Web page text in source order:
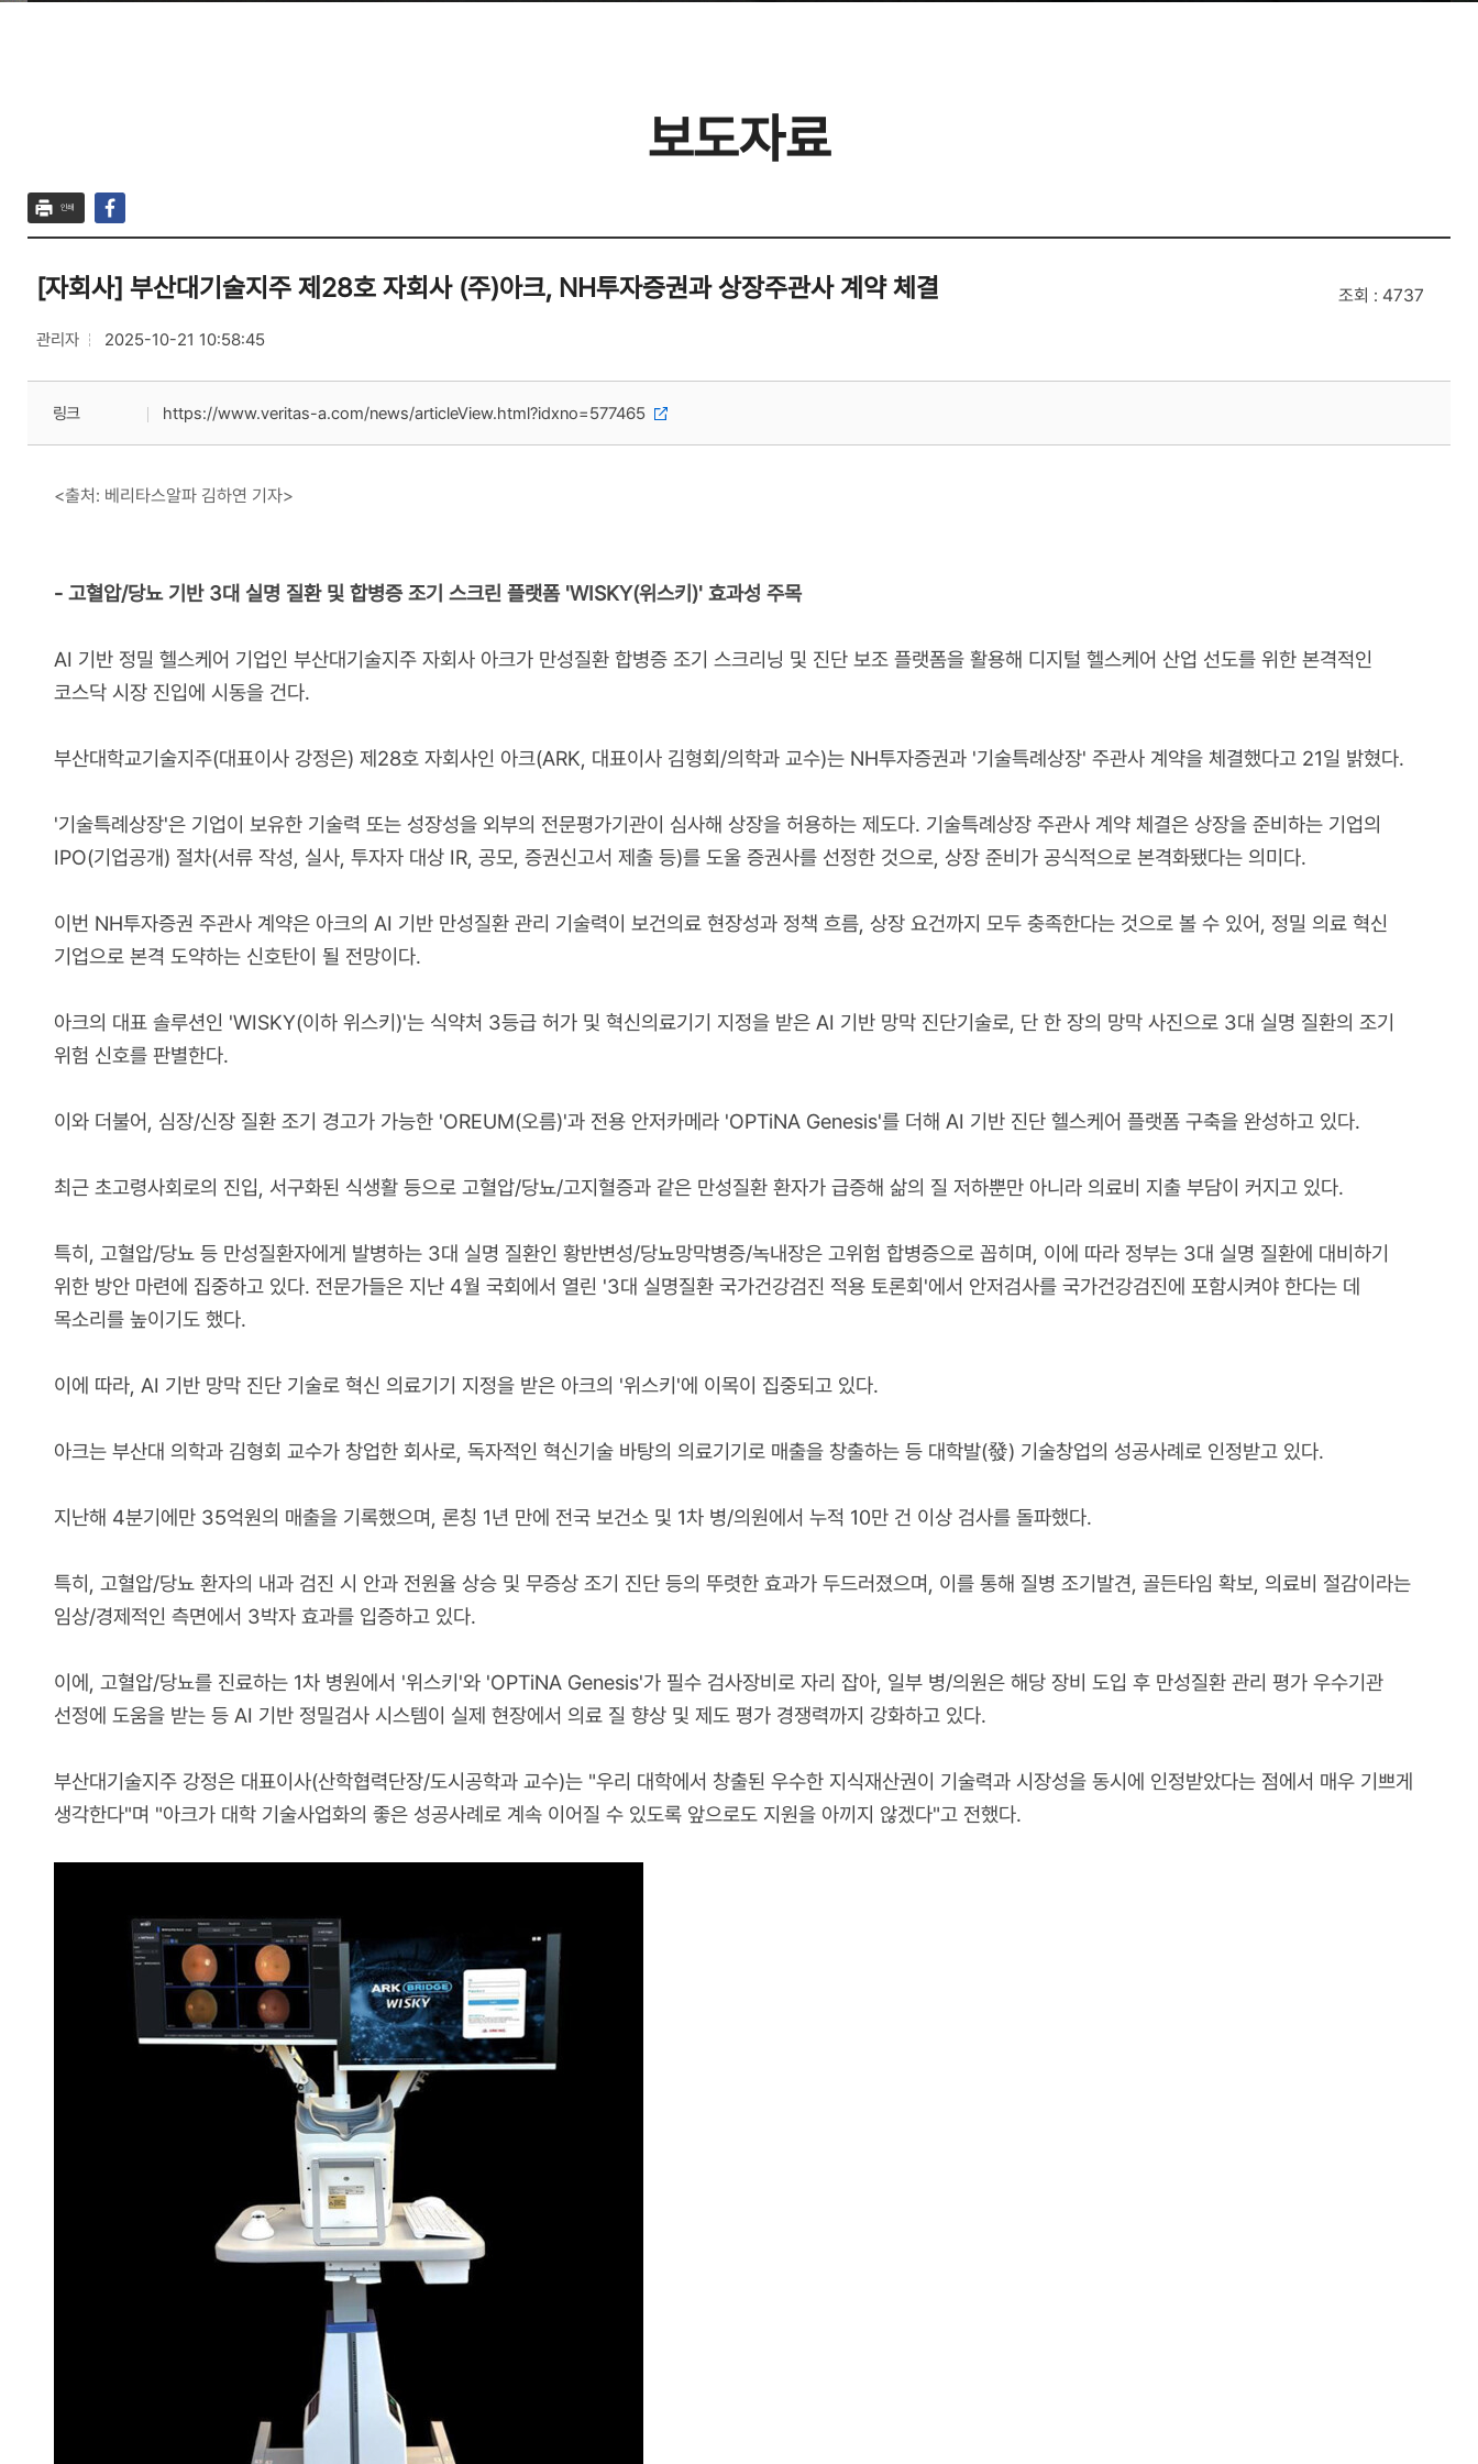
보도자료
인쇄
[자회사] 부산대기술지주 제28호 자회사 (주)아크, NH투자증권과 상장주관사 계약 체결 조회 4737
관리자 2025-10-21 10:58:45
링크 https://www.veritas-a.com/news/articleView.html?idxno=577465
<출처: 베리타스알파 김하연 기자>
- 고혈압/당뇨 기반 3대 실명 질환 및 합병증 조기 스크린 플랫폼 'WISKY(위스키)' 효과성 주목
AI 기반 정밀 헬스케어 기업인 부산대기술지주 자회사 아크가 만성질환 합병증 조기 스크리닝 및 진단 보조 플랫폼을 활용해 디지털 헬스케어 산업 선도를 위한 본격적인
코스닥 시장 진입에 시동을 건다.
부산대학교기술지주(대표이사 강정은) 제28호 자회사인 아크(ARK, 대표이사 김형회/의학과 교수)는 NH투자증권과 '기술특례상장' 주관사 계약을 체결했다고 21일 밝혔다.
'기술특례상장'은 기업이 보유한 기술력 또는 성장성을 외부의 전문평가기관이 심사해 상장을 허용하는 제도다. 기술특례상장 주관사 계약 체결은 상장을 준비하는 기업의
IPO(기업공개) 절차(서류 작성, 실사, 투자자 대상 IR, 공모, 증권신고서 제출 등)를 도울 증권사를 선정한 것으로, 상장 준비가 공식적으로 본격화됐다는 의미다.
이번 NH투자증권 주관사 계약은 아크의 AI 기반 만성질환 관리 기술력이 보건의료 현장성과 정책 흐름, 상장 요건까지 모두 충족한다는 것으로 볼 수 있어, 정밀 의료 혁신
기업으로 본격 도약하는 신호탄이 될 전망이다.
아크의 대표 솔루션인 'WISKY(이하 위스키)'는 식약처 3등급 허가 및 혁신의료기기 지정을 받은 AI 기반 망막 진단기술로, 단 한 장의 망막 사진으로 3대 실명 질환의 조기
위험 신호를 판별한다.
이와 더불어, 심장/신장 질환 조기 경고가 가능한 'OREUM(오름)'과 전용 안저카메라 'OPTiNA Genesis'를 더해 AI 기반 진단 헬스케어 플랫폼 구축을 완성하고 있다.
최근 초고령사회로의 진입, 서구화된 식생활 등으로 고혈압/당뇨/고지혈증과 같은 만성질환 환자가 급증해 삶의 질 저하뿐만 아니라 의료비 지출 부담이 커지고 있다.
특히, 고혈압/당뇨 등 만성질환자에게 발병하는 3대 실명 질환인 황반변성/당뇨망막병증/녹내장은 고위험 합병증으로 꼽히며, 이에 따라 정부는 3대 실명 질환에 대비하기
위한 방안 마련에 집중하고 있다. 전문가들은 지난 4월 국회에서 열린 '3대 실명질환 국가건강검진 적용 토론회'에서 안저검사를 국가건강검진에 포함시켜야 한다는 데
목소리를 높이기도 했다.
이에 따라, AI 기반 망막 진단 기술로 혁신 의료기기 지정을 받은 아크의 '위스키'에 이목이 집중되고 있다.
아크는 부산대 의학과 김형회 교수가 창업한 회사로, 독자적인 혁신기술 바탕의 의료기기로 매출을 창출하는 등 대학발(發) 기술창업의 성공사례로 인정받고 있다.
지난해 4분기에만 35억원의 매출을 기록했으며, 론칭 1년 만에 전국 보건소 및 1차 병/의원에서 누적 10만 건 이상 검사를 돌파했다.
특히, 고혈압/당뇨 환자의 내과 검진 시 안과 전원율 상승 및 무증상 조기 진단 등의 뚜렷한 효과가 두드러졌으며, 이를 통해 질병 조기발견, 골든타임 확보, 의료비 절감이라는
임상/경제적인 측면에서 3박자 효과를 입증하고 있다.
이에, 고혈압/당뇨를 진료하는 1차 병원에서 '위스키'와 'OPTiNA Genesis'가 필수 검사장비로 자리 잡아, 일부 병/의원은 해당 장비 도입 후 만성질환 관리 평가 우수기관
선정에 도움을 받는 등 AI 기반 정밀검사 시스템이 실제 현장에서 의료 질 향상 및 제도 평가 경쟁력까지 강화하고 있다.
부산대기술지주 강정은 대표이사(산학협력단장/도시공학과 교수)는 "우리 대학에서 창출된 우수한 지식재산권이 기술력과 시장성을 동시에 인정받았다는 점에서 매우 기쁘게
생각한다"며 "아크가 대학 기술사업화의 좋은 성공사례로 계속 이어질 수 있도록 앞으로도 지원을 아끼지 않겠다"고 전했다.